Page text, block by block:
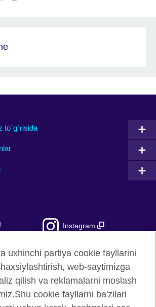
to`g`risida
Instagram
uxhinchi partiya cookie fayllarini
web-saytimizga
qilish va reklamalarni moslash
cookie fayllarni ba'zilari